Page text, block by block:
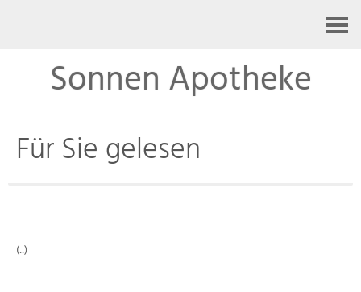
Sonnen Apotheke
Für Sie gelesen
(..)